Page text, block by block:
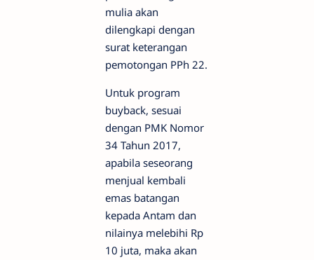
mulia akan
dilengkapi dengan
surat keterangan
pemotongan PPh 22.
Untuk program
buyback, sesuai
dengan PMK Nomor
34 Tahun 2017,
apabila seseorang
menjual kembali
emas batangan
kepada Antam dan
nilainya melebihi Rp
10 juta, maka akan